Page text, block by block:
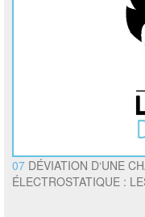
07 DÉVIATION D‘UNE
ÉLECTROSTATIQUE :